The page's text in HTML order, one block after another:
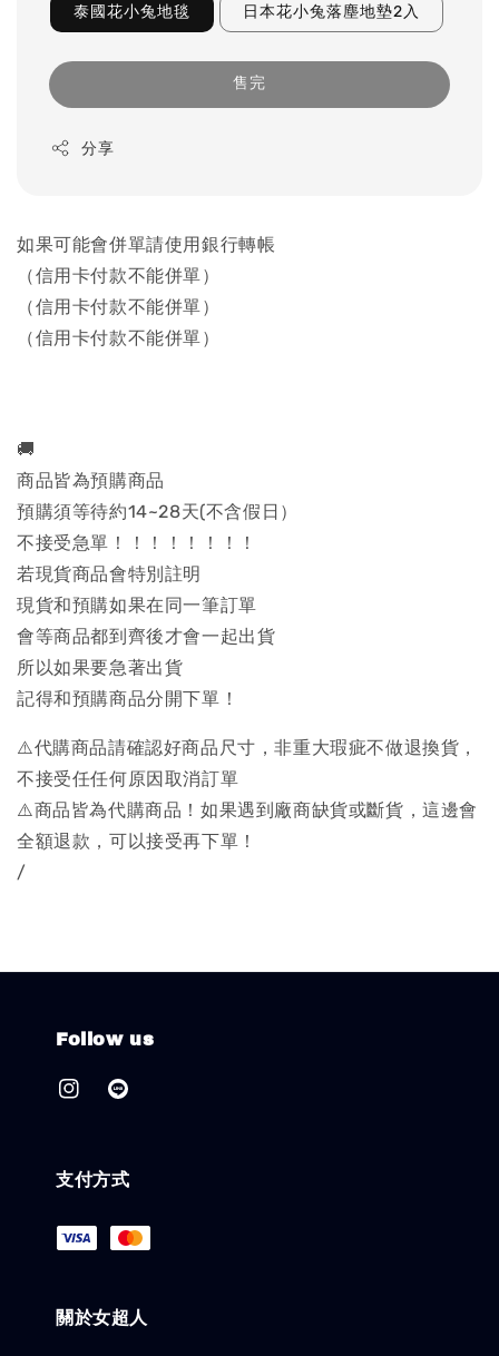
泰國花小兔地毯 日本花小兔落塵地墊2入
售完
分享
如果可能會併單請使用銀行轉帳
（信用卡付款不能併單）
（信用卡付款不能併單）
（信用卡付款不能併單）
🚚
商品皆為預購商品
預購須等待約14~28天(不含假日）
不接受急單！！！！！！！！
若現貨商品會特別註明
現貨和預購如果在同一筆訂單
會等商品都到齊後才會一起出貨
所以如果要急著出貨
記得和預購商品分開下單！
⚠️代購商品請確認好商品尺寸，非重大瑕疵不做退換貨，
不接受任任何原因取消訂單
⚠️商品皆為代購商品！如果遇到廠商缺貨或斷貨，這邊會
全額退款，可以接受再下單！
/
Follow us
支付方式
關於女超人